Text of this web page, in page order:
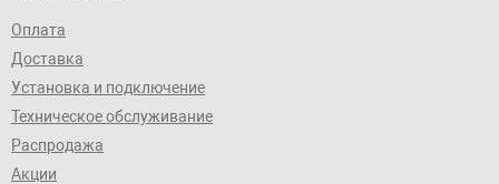
Оплата
Доставка
Установка и подключение
Техническое обслуживание
Распродажа
Акции